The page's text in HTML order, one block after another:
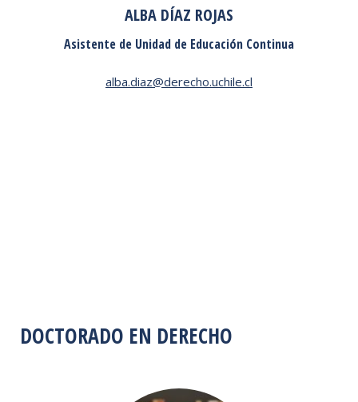
ALBA DÍAZ ROJAS
Asistente de Unidad de Educación Continua
alba.diaz@derecho.uchile.cl
DOCTORADO EN DERECHO